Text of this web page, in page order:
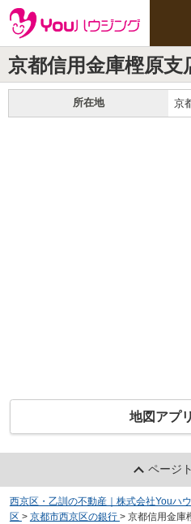
京都信用金庫樫原支
所在地 京
地図アプ
ページ
西京区・乙訓の不動産｜株式会社Youハ
区 > 京都市西京区の銀行 > 京都信用金庫